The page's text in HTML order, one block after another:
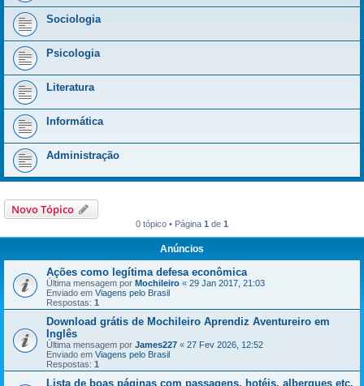
Sociologia
Psicologia
Literatura
Informática
Administração
Novo Tópico
0 tópico • Página 1 de 1
Anúncios
Ações como legítima defesa econômica
Última mensagem por Mochileiro « 29 Jan 2017, 21:03
Enviado em Viagens pelo Brasil
Respostas: 1
Download grátis de Mochileiro Aprendiz Aventureiro em
Inglês
Última mensagem por James227 « 27 Fev 2026, 12:52
Enviado em Viagens pelo Brasil
Respostas: 1
Lista de boas páginas com passagens, hotéis, albergues etc.